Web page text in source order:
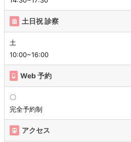
土日祝 診察
土
10:00~16:00
Web 予約
〇
完全予約制
アクセス